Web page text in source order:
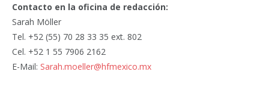
Contacto en la oficina de redacción:
Sarah Möller
Tel. +52 (55) 70 28 33 35 ext. 802
Cel. +52 1 55 7906 2162
E-Mail: Sarah.moeller@hfmexico.mx